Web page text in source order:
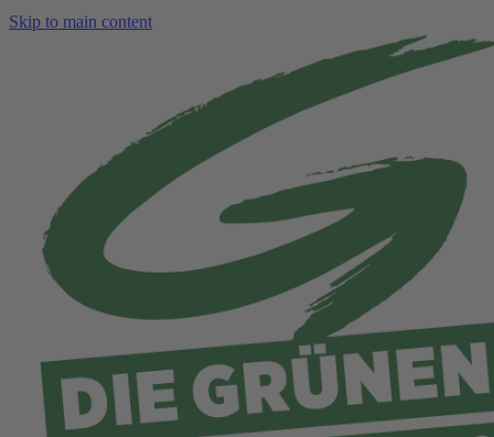
Skip to main content